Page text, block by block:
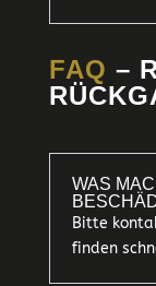
FAQ –
WAS
Bitte
finden